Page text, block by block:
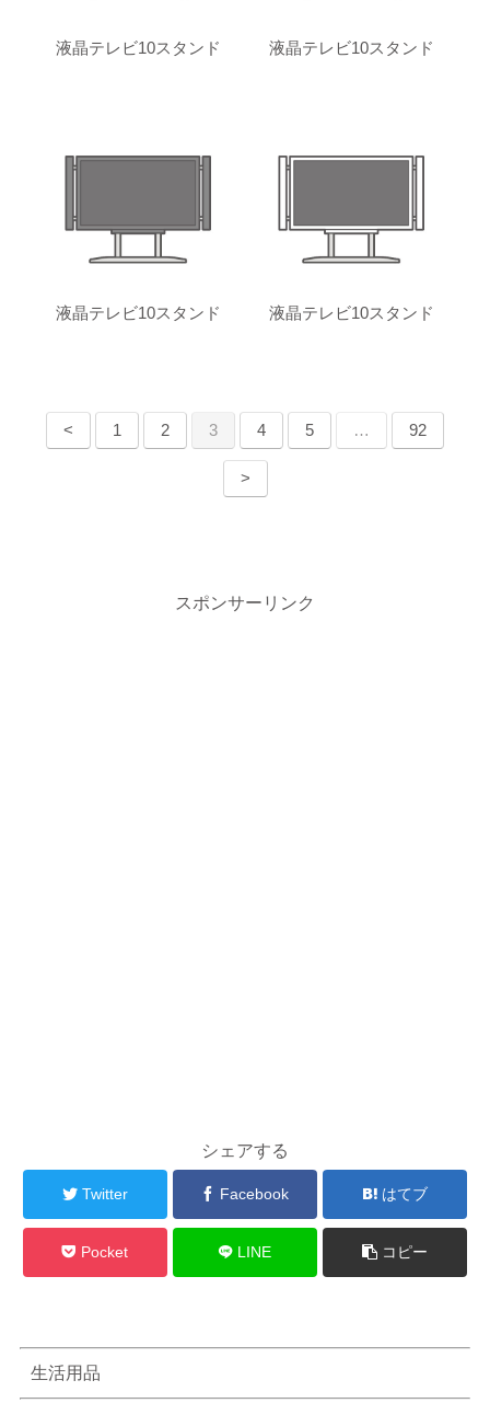
液晶テレビ10スタンド 液晶テレビ10スタンド
液晶テレビ10スタンド 液晶テレビ10スタンド
< 1 2 3 4 5 … 92
>
スポンサーリンク
シェアする
Twitter Facebook はてブ
Pocket LINE コピー
生活用品